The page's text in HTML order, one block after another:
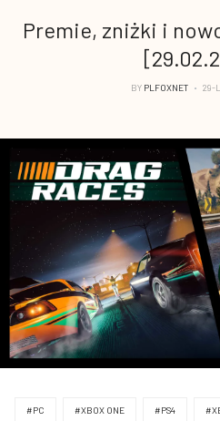
Premie, zniżki i
BY PLFOXNET 29-
#PC #XBOX ONE #PS4